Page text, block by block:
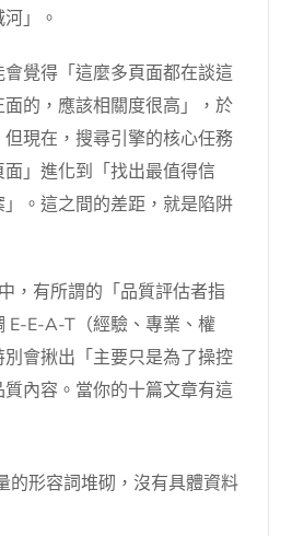
」。
覺得「這麼多頁面都在談這
的，應該相關度很高」，於
現在，搜尋引擎的核心任務
」進化到「找出最值得信
。這之間的差距，就是陷阱
，有所謂的「品質評估者指
E-E-A-T（經驗、專業、權
會揪出「主要只是為了操控
內容。當你的十篇文章有這
的形容詞堆砌，沒有具體資料